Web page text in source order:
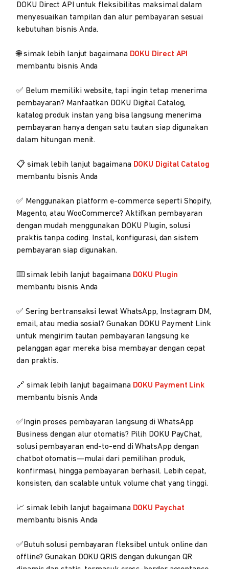
DOKU Direct API untuk fleksibilitas maksimal dalam
menyesuaikan tampilan dan alur pembayaran sesuai
kebutuhan bisnis Anda.
🌐 simak lebih lanjut bagaimana DOKU Direct API
membantu bisnis Anda
✅ Belum memiliki website, tapi ingin tetap menerima
pembayaran? Manfaatkan DOKU Digital Catalog,
katalog produk instan yang bisa langsung menerima
pembayaran hanya dengan satu tautan siap digunakan
dalam hitungan menit.
📋 simak lebih lanjut bagaimana DOKU Digital Catalog
membantu bisnis Anda
✅ Menggunakan platform e-commerce seperti Shopify,
Magento, atau WooCommerce? Aktifkan pembayaran
dengan mudah menggunakan DOKU Plugin, solusi
praktis tanpa coding. Instal, konfigurasi, dan sistem
pembayaran siap digunakan.
⌨️ simak lebih lanjut bagaimana DOKU Plugin
membantu bisnis Anda
✅ Sering bertransaksi lewat WhatsApp, Instagram DM,
email, atau media sosial? Gunakan DOKU Payment Link
untuk mengirim tautan pembayaran langsung ke
pelanggan agar mereka bisa membayar dengan cepat
dan praktis.
🔗 simak lebih lanjut bagaimana DOKU Payment Link
membantu bisnis Anda
✅Ingin proses pembayaran langsung di WhatsApp
Business dengan alur otomatis? Pilih DOKU PayChat,
solusi pembayaran end-to-end di WhatsApp dengan
chatbot otomatis—mulai dari pemilihan produk,
konfirmasi, hingga pembayaran berhasil. Lebih cepat,
konsisten, dan scalable untuk volume chat yang tinggi.
📈 simak lebih lanjut bagaimana DOKU Paychat
membantu bisnis Anda
✅Butuh solusi pembayaran fleksibel untuk online dan
offline? Gunakan DOKU QRIS dengan dukungan QR